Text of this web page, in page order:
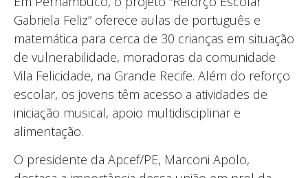
Gabriela Feliz” oferece aulas de português e
matemática para cerca de 30 crianças em situação
de vulnerabilidade, moradoras da comunidade
Vila Felicidade, na Grande Recife. Além do reforço
escolar, os jovens têm acesso a atividades de
iniciação musical, apoio multidisciplinar e
alimentação.
O presidente da Apcef/PE, Marconi Apolo,